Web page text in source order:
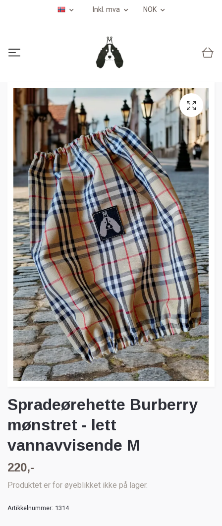
Inkl. mva NOK
Spradeørehette Burberry
mønstret - lett
vannavvisende M
220,-
Produktet er for øyeblikket ikke på lager.
Artikkelnummer: 1314